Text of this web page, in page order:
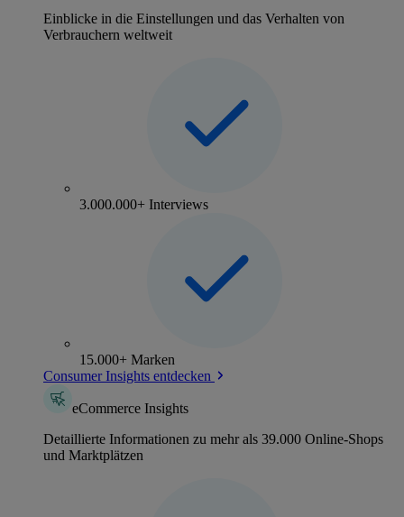
Einblicke in die Einstellungen und das Verhalten von
Verbrauchern weltweit
3.000.000+ Interviews
15.000+ Marken
Consumer Insights entdecken
eCommerce Insights
Detaillierte Informationen zu mehr als 39.000 Online-Shops
und Marktplätzen